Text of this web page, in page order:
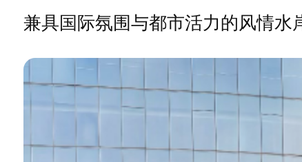
兼具国际氛围与都市活力的风情水